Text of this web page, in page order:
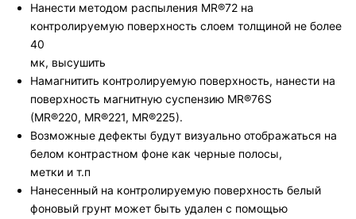
Нанести методом распыления MR®72 на
контролируемую поверхность слоем толщиной не более
40
мк, высушить
Намагнитить контролируемую поверхность, нанести на
поверхность магнитную суспензию MR®76S
(MR®220, MR®221, MR®225).
Возможные дефекты будут визуально отображаться на
белом контрастном фоне как черные полосы,
метки и т.п
Нанесенный на контролируемую поверхность белый
фоновый грунт может быть удален с помощью